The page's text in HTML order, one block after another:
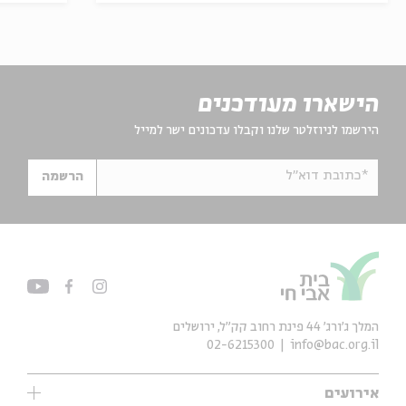
הישארו מעודכנים
הירשמו לניוזלטר שלנו וקבלו עדכונים ישר למייל
*כתובת דוא"ל הרשמה
אירועים
המלך ג'ורג' 44 פינת רחוב קק״ל, ירושלים
info@bac.org.il
02-6215300